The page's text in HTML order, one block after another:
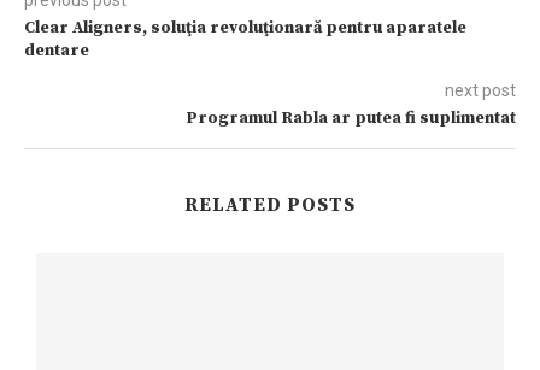
Clear Aligners, soluţia revoluţionară pentru aparatele
dentare
next post
Programul Rabla ar putea fi suplimentat
RELATED POSTS